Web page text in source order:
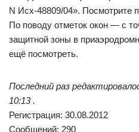
N Исх-48809/04». Посмотрите
По поводу отметок окон — с
защитной зоны в
ещё посмотреть.
Последний раз
10:13 .
Регистрация: 30.08.2012
Сообщений: 290